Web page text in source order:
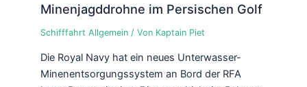
Minenjagddrohne im Persischen Golf
Schifffahrt Allgemein/ Von Kaptain Piet
Die Royal Navy hat ein neues Unterwasser-
Minenentsorgungssystem an Bord der RFA